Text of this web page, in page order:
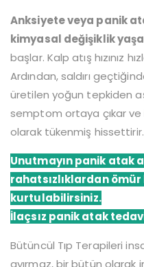
Anksiyete veya panik
kimyasal değişiklik
başlar. Kalp atış hızınız
Ardından, saldırı
üretilen yoğun tepkiden
semptom ortaya çıkar ve
olarak tükenmiş hissettirir.
Unutmayın panik atak
rahatsızlıklardan
kurtulabilirsiniz.
İlaçsız panik atak
Bütüncül Tıp Terapileri